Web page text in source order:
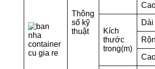
Thông
số kỹ
thuật
Kích
thước
trong(m)
Dài